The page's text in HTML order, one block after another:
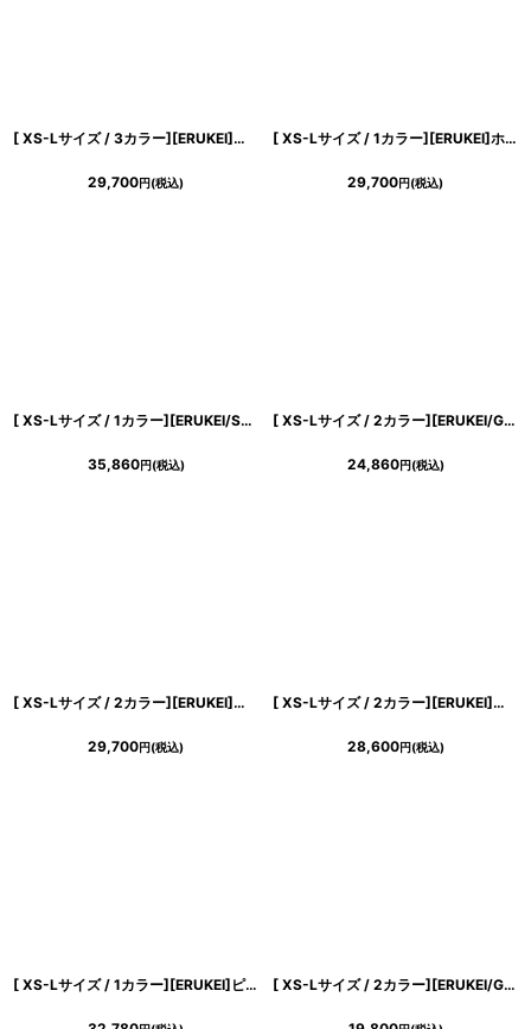
[ XS-Lサイズ / 3カラー][ERUKEI]総レース・切替・ティアード・ペプラム・ノースリーブ・シースルー・タイト・ミディアムドレス・ワンピース[送料無料]
29,700円(税込)
[ XS-Lサイズ / 1カラー][ERUKEI]ホワイト・丸襟・レース・ボートネック・ノースリーブ・タイト・ミディアムドレス・ワンピース[薗田杏奈着用][送料無料]
29,700円(税込)
[ XS-Lサイズ / 1カラー][ERUKEI/SETTAN]チュールレース・クラシカル・ハイウエスト・ノースリーブ・フレア・Aライン・ロングドレス[送料無料]
35,860円(税込)
[ XS-Lサイズ / 2カラー][ERUKEI/GINZA COUTURE]ビジューボタン・スリットネック・半袖・タイト・ミディアムドレス・ワンピース[送料無料]
24,860円(税込)
[ XS-Lサイズ / 2カラー][ERUKEI]シフォン・花柄・フラワープリント・Aライン・Vネック・ノースリーブ・ロングドレス[黒木麗奈着用][送料無料]
29,700円(税込)
[ XS-Lサイズ / 2カラー][ERUKEI]花柄・ジャガード・レース・ノースリーブ・Aライン・ミディアムドレス・ワンピース[薗田杏奈着用][送料無料]
28,600円(税込)
[ XS-Lサイズ / 1カラー][ERUKEI]ピンク・スパンコール・花柄・刺繍・総レース・Vネック・Aライン・ノースリーブ・ロングドレス[黒木麗奈着用][送料無料] [ XS-Lサイズ / 2カラー][ERUKEI/GINZA COUTURE]総レース・ウエストリボン・ノースリーブ・タイト・膝丈・ミディアムドレス・ワンピース[送料無料]